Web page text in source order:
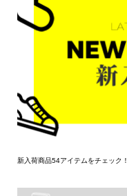
新入荷商品54アイテムをチェック！